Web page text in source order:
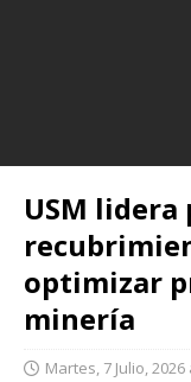
USM
optimizar
minería
Martes, 7 Julio, 2026